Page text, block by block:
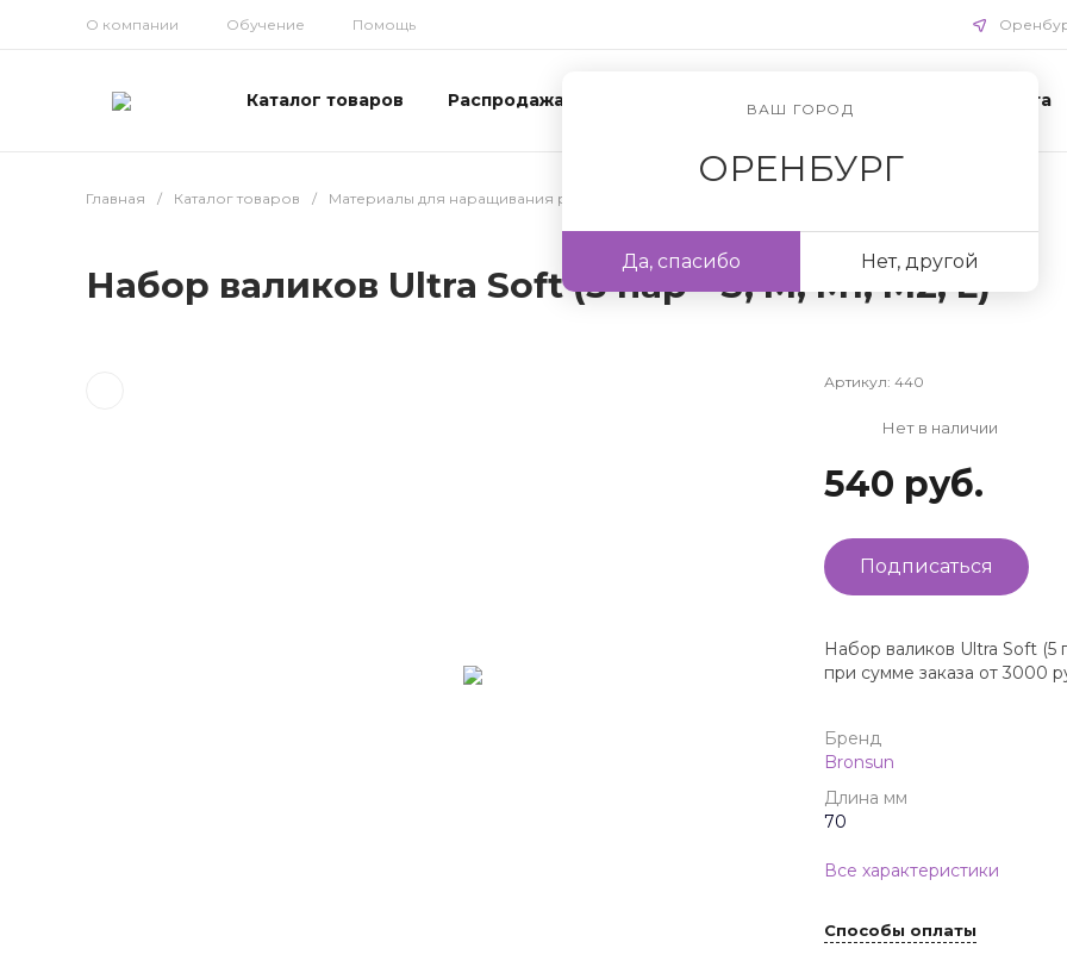
О компании Обучение Помощь
ВАШ ГОРОД
ОРЕНБУРГ
Да, спасибо Нет, другой
Каталог товаров Распродажа Схемы ухода Доставка и оплата
Главная / Каталог товаров / Материалы для наращивания ресниц
Набор валиков Ultra Soft (5 пар - S, M, M1, M2, L)
Артикул: 440
Нет в наличии
540 руб.
Подписаться
Набор валиков Ultra Soft (5
при сумме заказа от 3000
Бренд
Bronsun
Длина мм
70
Все характеристики
Способы оплаты